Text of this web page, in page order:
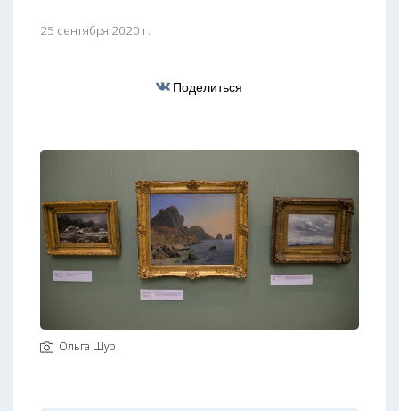
25 сентября 2020 г.
Поделиться
Ольга Шур